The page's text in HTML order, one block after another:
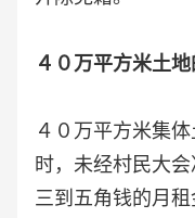
４０万平方米土
４０万平方米集
时，未经村民大
三到五角钱的月租